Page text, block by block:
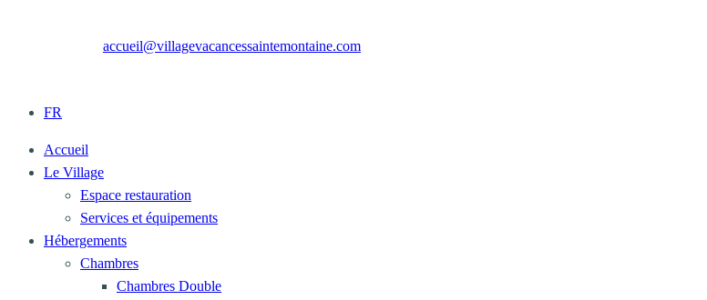
accueil@villagevacancessaintemontaine.com
FR
Accueil
Le Village
Espace restauration
Services et équipements
Hébergements
Chambres
Chambres Double